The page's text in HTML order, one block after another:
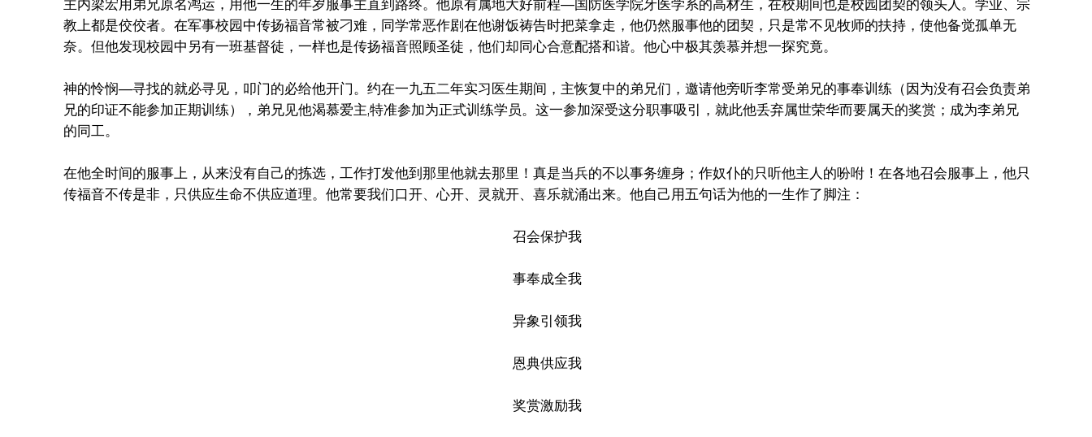
主内梁宏用弟兄原名鸿运，用他一生的年岁服事主直到路终。他原有属地大好前程—国防医学院牙医学系的高材生，在校期间也是校园团契的领头人。学业、宗
教上都是佼佼者。在军事校园中传扬福音常被刁难，同学常恶作剧在他谢饭祷告时把菜拿走，他仍然服事他的团契，只是常不见牧师的扶持，使他备觉孤单无
奈。但他发现校园中另有一班基督徒，一样也是传扬福音照顾圣徒，他们却同心合意配搭和谐。他心中极其羡慕并想一探究竟。
神的怜悯—寻找的就必寻见，叩门的必给他开门。约在一九五二年实习医生期间，主恢复中的弟兄们，邀请他旁听李常受弟兄的事奉训练（因为没有召会负责弟
兄的印证不能参加正期训练），弟兄见他渴慕爱主,特准参加为正式训练学员。这一参加深受这分职事吸引，就此他丢弃属世荣华而要属天的奖赏；成为李弟兄
的同工。
在他全时间的服事上，从来没有自己的拣选，工作打发他到那里他就去那里！真是当兵的不以事务缠身；作奴仆的只听他主人的吩咐！在各地召会服事上，他只
传福音不传是非，只供应生命不供应道理。他常要我们口开、心开、灵就开、喜乐就涌出来。他自己用五句话为他的一生作了脚注：
召会保护我
事奉成全我
异象引领我
恩典供应我
奖赏激励我